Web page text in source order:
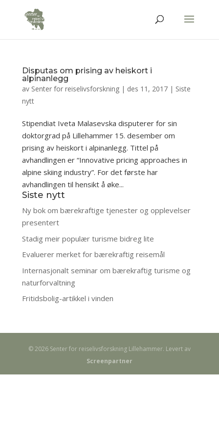
Disputas om prising av heiskort i
alpinanlegg
av Senter for reiselivsforskning| des 11, 2017| Siste
nytt
Stipendiat Iveta Malasevska disputerer for sin
doktorgrad på Lillehammer 15. desember om
prising av heiskort i alpinanlegg. Tittel på
avhandlingen er “Innovative pricing approaches in
alpine skiing industry”. For det første har
avhandlingen til hensikt å øke...
Siste nytt
Ny bok om bærekraftige tjenester og opplevelser
presentert
Stadig meir populær turisme bidreg lite
Evaluerer merket for bærekraftig reisemål
Internasjonalt seminar om bærekraftig turisme og
naturforvaltning
Fritidsbolig-artikkel i vinden
© 2026 Senter for reiselivsforskning Lillehammer. Levert av
Screenpartner